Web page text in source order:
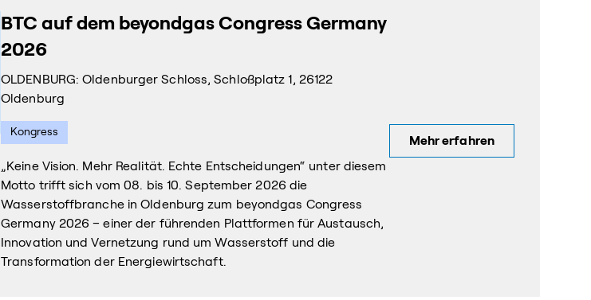
BTC auf dem beyondgas Congress Germany
2026
OLDENBURG: Oldenburger Schloss, Schloßplatz 1, 26122
Oldenburg
Kongress
„Keine Vision. Mehr Realität. Echte Entscheidungen“ unter diesem
Motto trifft sich vom 08. bis 10. September 2026 die
Wasserstoffbranche in Oldenburg zum beyondgas Congress
Germany 2026 – einer der führenden Plattformen für Austausch,
Innovation und Vernetzung rund um Wasserstoff und die
Transformation der Energiewirtschaft.
Mehr erfahren